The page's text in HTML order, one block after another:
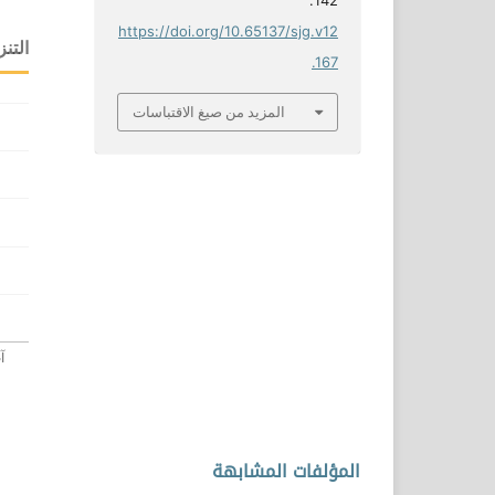
https://doi.org/10.65137/sjg.v12
.167
المزيد من صيغ الاقتباسات
المؤلفات المشابهة